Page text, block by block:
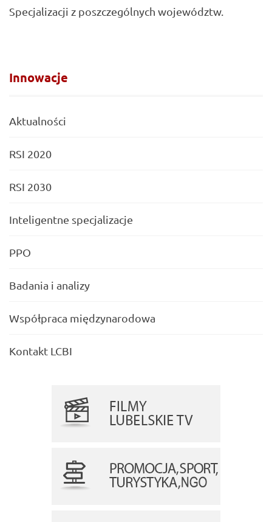
Specjalizacji z poszczególnych województw.
Innowacje
Aktualności
RSI 2020
RSI 2030
Inteligentne specjalizacje
PPO
Badania i analizy
Współpraca międzynarodowa
Kontakt LCBI